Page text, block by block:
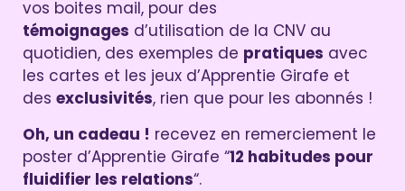
vos boites mail, pour des
témoignages d’utilisation de la CNV au
quotidien, des exemples de pratiques avec
les cartes et les jeux d’Apprentie Girafe et
des exclusivités, rien que pour les abonnés !
Oh, un cadeau ! recevez en remerciement le
poster d’Apprentie Girafe “12 habitudes pour
fluidifier les relations“.